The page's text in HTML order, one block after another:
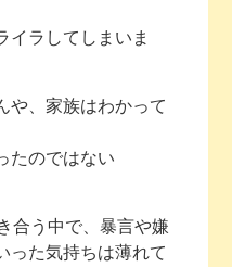
イラしてしまいま
や、家族はわかって
たのではない
合う中で、暴言や嫌
った気持ちは薄れて